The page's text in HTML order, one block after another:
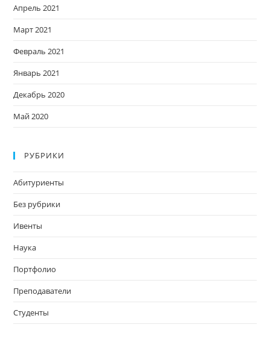
Апрель 2021
Март 2021
Февраль 2021
Январь 2021
Декабрь 2020
Май 2020
РУБРИКИ
Абитуриенты
Без рубрики
Ивенты
Наука
Портфолио
Преподаватели
Студенты